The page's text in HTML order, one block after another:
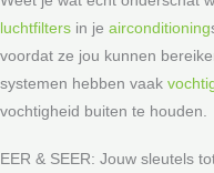
luchtfilters in je airconditioning
voordat ze jou kunnen
systemen hebben vaak
vochtigheid buiten te houden.
EER & SEER: Jouw sleutels